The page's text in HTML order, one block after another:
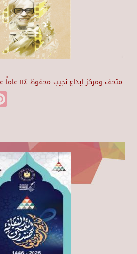
متحف ومركز إبداع نجيب محفوظ ١١٤ عاماً على ميلاد صاحب الثلاثية